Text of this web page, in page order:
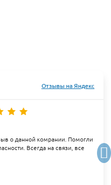
Отзывы на Яндекс
о данной комрании. Помогли
Всегда на связи, все